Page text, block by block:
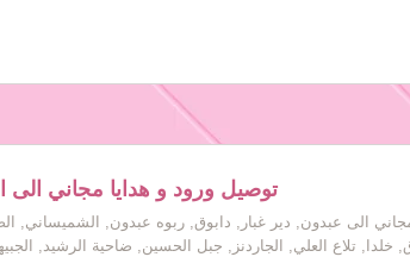
توصيل ورود و هدايا مجاني الى
الى عبدون, دير غبار, دابوق, ربوه عبدون, الشميساني,
خلدا, تلاع العلي, الجاردنز, جبل الحسين, ضاحية الرشيد,